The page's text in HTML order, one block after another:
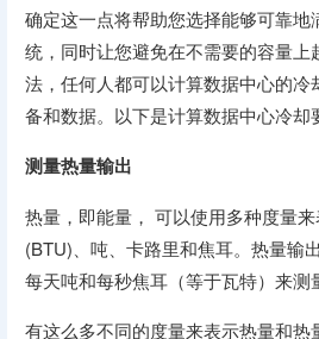
确定这一点将帮助您选择能够可靠地
统，同时让您避免在不需要的容量
法，任何人都可以计算数据中心的
备和数据。以下是计算数据中心冷却
测量热量输出
热量，即能量， 可以使用多种度量
(BTU)、吨、卡路里和焦耳。热量输
每天吨和每秒焦耳（等于瓦特）来测
有这么多不同的度量来表示热量和热